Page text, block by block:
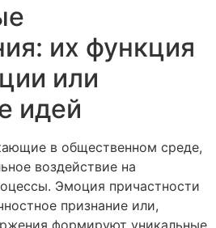
их функция
или
идей
в общественном среде,
воздействие на
Эмоция причастности
признание или,